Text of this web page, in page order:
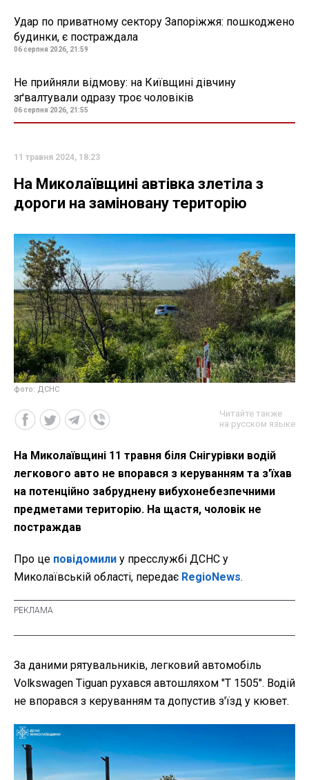
Удар по приватному сектору Запоріжжя: пошкоджено
будинки, є постраждала
06 серпня 2026, 21:59
Не прийняли відмову: на Київщині дівчину
зґвалтували одразу троє чоловіків
06 серпня 2026, 21:55
11 травня 2024, 18:23
На Миколаївщині автівка злетіла з
дороги на заміновану територію
фото: ДСНС
Читайте также
на русском языке
На Миколаївщині 11 травня біля Снігурівки водій
легкового авто не впорався з керуванням та з'їхав
на потенційно забруднену вибухонебезпечними
предметами територію. На щастя, чоловік не
постраждав
Про це повідомили у пресслужбі ДСНС у
Миколаївській області, передає RegioNews.
За даними рятувальників, легковий автомобіль
Volkswagen Tiguan рухався автошляхом "Т 1505". Водій
не впорався з керуванням та допустив з'їзд у кювет.